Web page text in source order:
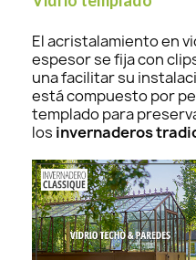
El acristalamiento en
espesor se fija con
una facilitar su
está compuesto por
templado para
los invernaderos